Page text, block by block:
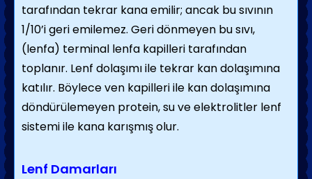
tarafından tekrar kana emilir; ancak bu sıvının
1/10’i geri emilemez. Geri dönmeyen bu sıvı,
(lenfa) terminal lenfa kapilleri tarafından
toplanır. Lenf dolaşımı ile tekrar kan dolaşımına
katılır. Böylece ven kapilleri ile kan dolaşımına
döndürülemeyen protein, su ve elektrolitler lenf
sistemi ile kana karışmış olur.
Lenf Damarları